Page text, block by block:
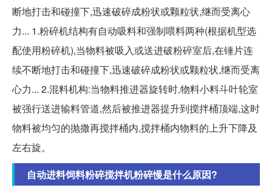
断地打击和碰撞下,迅速破碎成粉状或颗粒状,继而受离心
力... 1.粉碎机结构有自动吸料和强制喂料两种(根据机型选
配使用粉碎机),当物料被吸入或送进破粉碎室后,在锤片连
续不断地打击和碰撞下,迅速破碎成粉状或颗粒状,继而受离
心力... 2.混料机构:当物料推进器旋转时,物料小料斗叶轮室
被强行送进输料管道,然后被推进器提升到搅拌桶顶端,这时
物料被均匀的抛撒再搅拌桶内,搅拌桶内物料的上升下降及
左右旋。
自动进料饲料粉碎搅拌机粉碎慢是什么原因?